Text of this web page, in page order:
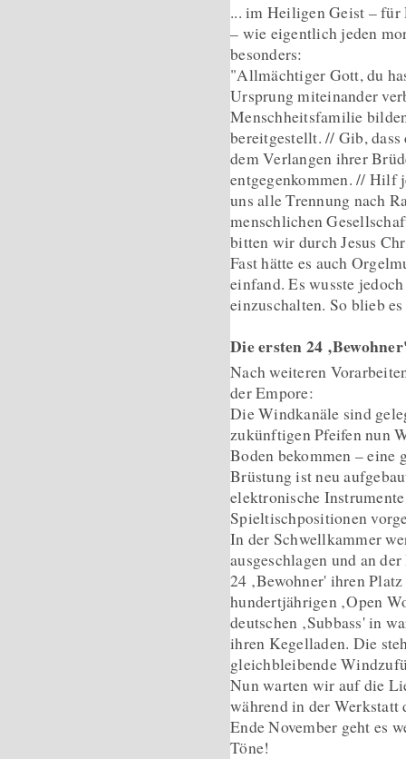
... im Heiligen Geist – für
– wie eigentlich jeden
besonders:
"Allmächtiger Gott, du
Ursprung miteinander
Menschheitsfamilie
bereitgestellt. // Gib,
dem Verlangen ihrer
entgegenkommen. // Hilf
uns alle Trennung nach
menschlichen
bitten wir durch Jesus
Fast hätte es auch
einfand. Es wusste
einzuschalten. So blieb
Die ersten 24
Nach weiteren
der Empore:
Die Windkanäle sind
zukünftigen Pfeifen nun
Boden bekommen –
Brüstung ist neu
elektronische
Spieltischpositionen
In der Schwellkammer
ausgeschlagen und an
24 ‚Bewohner' ihren
hundertjährigen ‚Open
deutschen ‚Subbass' in
ihren Kegelladen. Die
gleichbleibende
Nun warten wir auf die
während in der
Ende November geht es
Töne!